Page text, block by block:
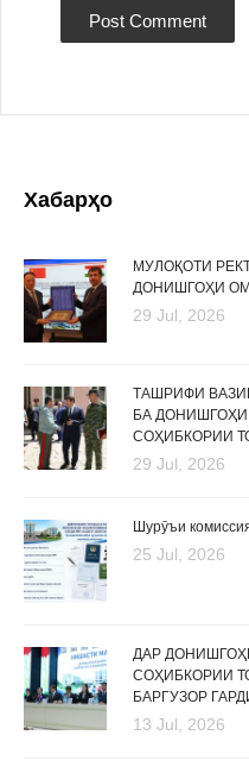
Хабарҳо
МУЛОҚОТИ
ДОНИШГОҲИ
29 Jul, 2026
ТАШРИФИ
БА
СОҲИБКОРИИ
29 Jul, 2026
Шурӯъи
25 Jul, 2026
ДАР
СОҲИБКОРИИ
БАРГУЗОР
13 Jul, 2026